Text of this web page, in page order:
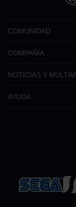
COMUNIDAD
COMPAÑÍA
NOTICIAS Y
AYUDA